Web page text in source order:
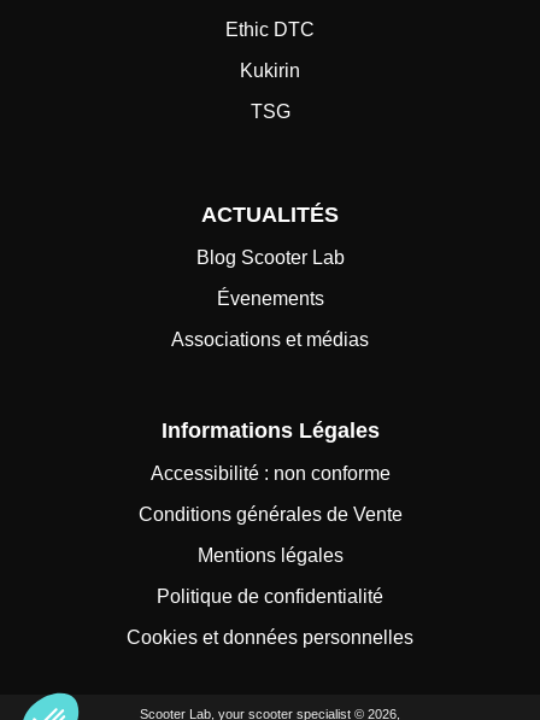
Ethic DTC
Kukirin
TSG
ACTUALITÉS
Blog Scooter Lab
Évenements
Associations et médias
Informations Légales
Accessibilité : non conforme
Conditions générales de Vente
Mentions légales
Politique de confidentialité
Cookies et données personnelles
Scooter Lab, your scooter specialist © 2026,